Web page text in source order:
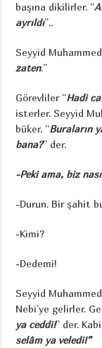
başına dikilirler. “
ayrıldı”..
Seyyid
zaten.”
Görevliler “Hadi
isterler. Seyyid
büker, “Buraların
bana?” der.
-Peki ama, biz
-Durun. Bir şahit
-Kimi?
-Dedemi!
Seyyid
Nebi’ye gelirler.
ya ceddi!” der.
selâm ya veledi!”